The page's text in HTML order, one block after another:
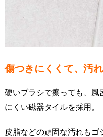
傷つきにくくて、汚
硬いブラシで擦っても、風
にくい磁器タイルを採用。
皮脂などの頑固な汚れもゴ